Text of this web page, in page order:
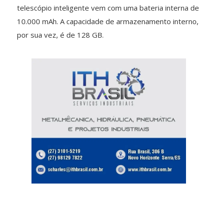
telescópio inteligente vem com uma bateria interna de
10.000 mAh. A capacidade de armazenamento interno,
por sua vez, é de 128 GB.